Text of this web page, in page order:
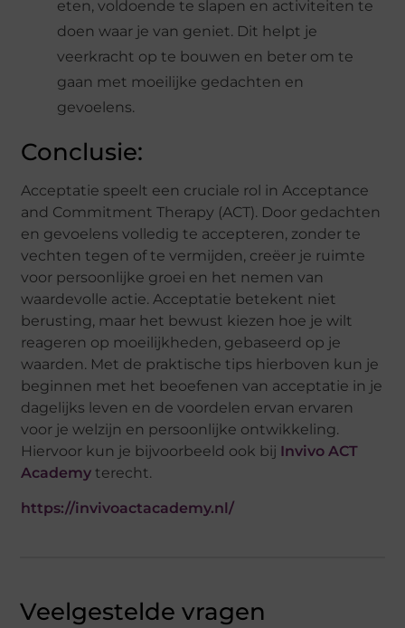
eten, voldoende te slapen en activiteiten te
doen waar je van geniet. Dit helpt je
veerkracht op te bouwen en beter om te
gaan met moeilijke gedachten en
gevoelens.
Conclusie:
Acceptatie speelt een cruciale rol in Acceptance
and Commitment Therapy (ACT). Door gedachten
en gevoelens volledig te accepteren, zonder te
vechten tegen of te vermijden, creëer je ruimte
voor persoonlijke groei en het nemen van
waardevolle actie. Acceptatie betekent niet
berusting, maar het bewust kiezen hoe je wilt
reageren op moeilijkheden, gebaseerd op je
waarden. Met de praktische tips hierboven kun je
beginnen met het beoefenen van acceptatie in je
dagelijks leven en de voordelen ervan ervaren
voor je welzijn en persoonlijke ontwikkeling.
Hiervoor kun je bijvoorbeeld ook bij Invivo ACT
Academy terecht.
https://invivoactacademy.nl/
Veelgestelde vragen